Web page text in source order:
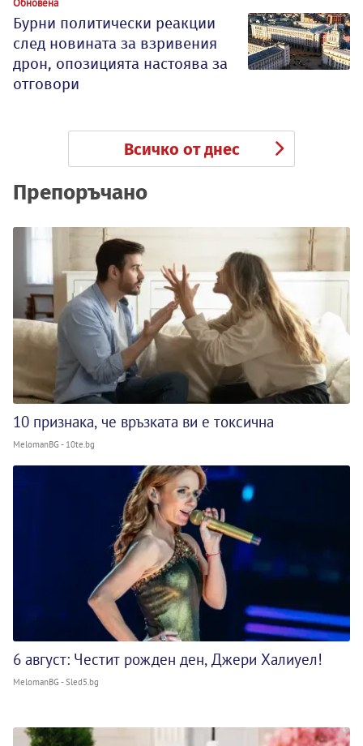
Бурни политически реакции
след новината за взривения
дрон, опозицията настоява за
отговори
Всичко от днес
Препоръчано
10 признака, че връзката ви е токсична
MelomanBG - 10te.bg
6 август: Честит рожден ден, Джери Халиуел!
MelomanBG - Sled5.bg